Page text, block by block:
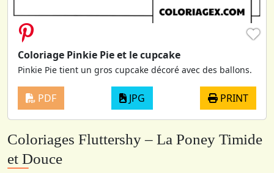
♥
Coloriage Pinkie Pie et le cupcake
Pinkie Pie tient un gros cupcake décoré avec des ballons.
PDF JPG PRINT
Coloriages Fluttershy – La Poney Timide
et Douce